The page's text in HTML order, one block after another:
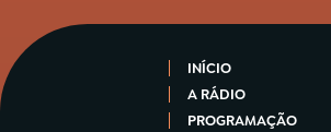
INÍCIO
A RÁDIO
PROGRAMAÇÃO